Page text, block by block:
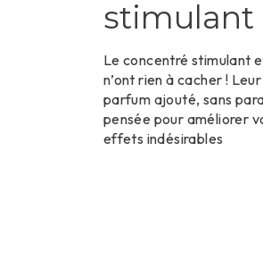
stimulant
Le concentré stimulant
n’ont rien à cacher !
parfum ajouté, sans
pensée pour améliorer
effets indésirables